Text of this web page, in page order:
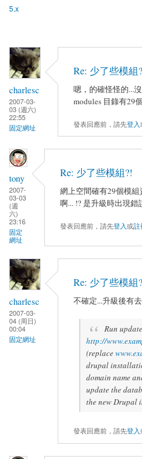
5.x
charlesc
2007-03-
03 (週六)
22:55
固定網址
Re: 少了些模組
嗯，的確怪怪的...
modules 目錄有29
發表回應前，請先登入
tony
2007-
03-03
(週
六)
23:16
固定
網址
Re: 少了些模組?!
網上空間確有29個模
啊... !? 是升級時出現錯
發表回應前，請先登入或註
charlesc
2007-03-
04 (周日)
00:04
固定網址
Re: 少了些模組
不確定...升級後有
Run
http://
(replace
drupal
domain name
update the
the new Drupal
發表回應前，請先登入